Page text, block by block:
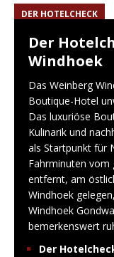
DER HOTELCHECK
Der
Windhoek
Das Weinberg
Boutique-Hotel
Das luxuriöse
Kulinarik und
als Startpunkt für
Fahrminuten vom
entfernt, am
Windhoek
Windhoek
bemerkenswert
Der